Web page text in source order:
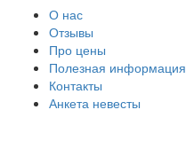
О нас
Отзывы
Про цены
Полезная информация
Контакты
Анкета невесты